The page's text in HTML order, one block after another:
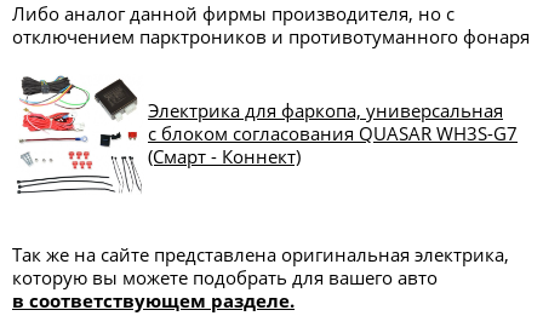
Либо аналог данной фирмы производителя, но с
отключением парктроников и противотуманного фонаря
Электрика для фаркопа, универсальная
с блоком согласования QUASAR WH3S-G7
(Смарт - Коннект)
Так же на сайте представлена оригинальная электрика,
которую вы можете подобрать для вашего авто
в соответствующем разделе.